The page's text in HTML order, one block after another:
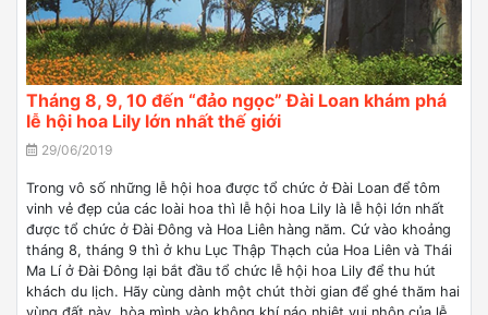
Tháng 8, 9, 10 đến “đảo ngọc” Đài Loan khám phá
lễ hội hoa Lily lớn nhất thế giới
29/06/2019
Trong vô số những lễ hội hoa được tổ chức ở Đài Loan để tôm
vinh vẻ đẹp của các loài hoa thì lễ hội hoa Lily là lễ hội lớn nhất
được tổ chức ở Đài Đông và Hoa Liên hàng năm. Cứ vào khoảng
tháng 8, tháng 9 thì ở khu Lục Thập Thạch của Hoa Liên và Thái
Ma Lí ở Đài Đông lại bắt đầu tổ chức lễ hội hoa Lily để thu hút
khách du lịch. Hãy cùng dành một chút thời gian để ghé thăm hai